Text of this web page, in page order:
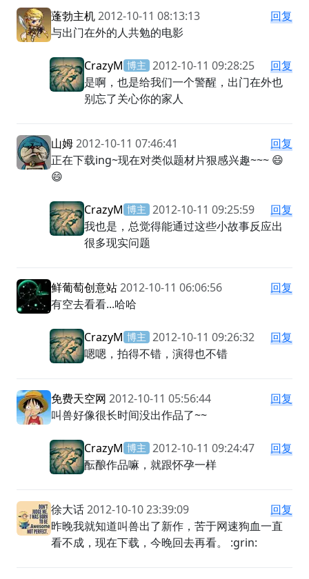
蓬勃主机2012-10-11 08:13:13
回复
与出门在外的人共勉的电影
CrazyM 博主 2012-10-11 09:28:25
回复
是啊，也是给我们一个警醒，出门在外也
别忘了关心你的家人
山姆2012-10-11 07:46:41
回复
正在下载ing~现在对类似题材片狠感兴趣~~~ 😄
😄
CrazyM 博主 2012-10-11 09:25:59
回复
我也是，总觉得能通过这些小故事反应出
很多现实问题
鲜葡萄创意站2012-10-11 06:06:56
回复
有空去看看...哈哈
CrazyM 博主 2012-10-11 09:26:32
回复
嗯嗯，拍得不错，演得也不错
免费天空网 2012-10-11 05:56:44
回复
叫兽好像很长时间没出作品了~~
CrazyM 博主 2012-10-11 09:24:47
回复
酝酿作品嘛，就跟怀孕一样
徐大话2012-10-10 23:39:09
回复
昨晚我就知道叫兽出了新作，苦于网速狗血一直
看不成，现在下载，今晚回去再看。 :grin: